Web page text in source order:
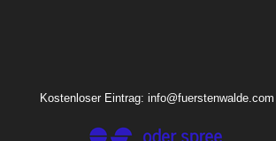
Kostenloser Eintrag: info@fuerstenwalde.com